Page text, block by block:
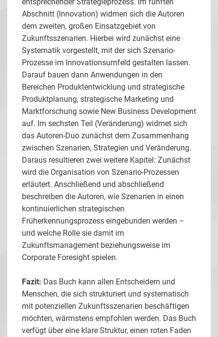
Abschnitt (Innovation) widmen sich die Autoren
dem zweiten, großen Einsatzgebiet von
Zukunftsszenarien. Hierbei wird zunächst eine
Systematik vorgestellt, mit der sich Szenario-
Prozesse im Innovationsumfeld gestalten lassen.
Darauf bauen dann Anwendungen in den
Bereichen Produktentwicklung und strategische
Produktplanung, strategische Marketing und
Marktforschung sowie New Business Development
auf. Im sechsten Teil (Veränderung) widmet sich
das Autoren-Duo zunächst dem Zusammenhang
zwischen Szenarien, Strategien und Veränderung.
Daraus resultieren zwei weitere Kapitel: Zunächst
wird die Organisation von Szenario-Prozessen
erläutert. Anschließend und abschließend
beschreiben die Autoren, wie Szenarien in einen
kontinuierlichen strategischen
Früherkennungsprozess eingebunden werden –
und welche Rolle sie damit im
Zukunftsmanagement beziehungsweise im
Corporate Foresight spielen.
Fazit: Das Buch kann allen Entscheidern und
Menschen, die sich strukturiert und systematisch
mit potenziellen Zukunftsszenarien beschäftigen
möchten, wärmstens empfohlen werden. Das Buch
verfügt über eine klare Struktur, einen roten Faden